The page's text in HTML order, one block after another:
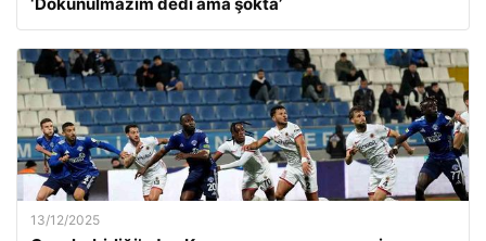
13/12/2025